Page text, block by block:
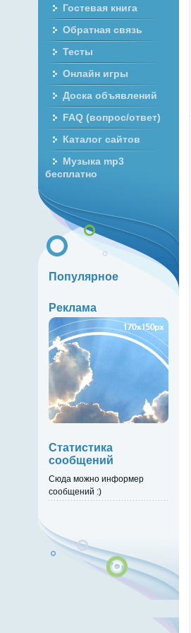
Гостевая книга
Обратная связь
Тесты
Онлайн игры
Доска объявлений
FAQ (вопрос/ответ)
Каталог сайтов
Музыка mp3
бесплатно
Популярное
Реклама
Статистика
сообщений
Сюда можно информер
сообщений :)